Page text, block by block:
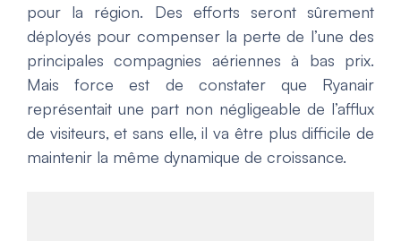
pour la région. Des efforts seront sûrement
déployés pour compenser la perte de l’une des
principales compagnies aériennes à bas prix.
Mais force est de constater que Ryanair
représentait une part non négligeable de l’afflux
de visiteurs, et sans elle, il va être plus difficile de
maintenir la même dynamique de croissance.